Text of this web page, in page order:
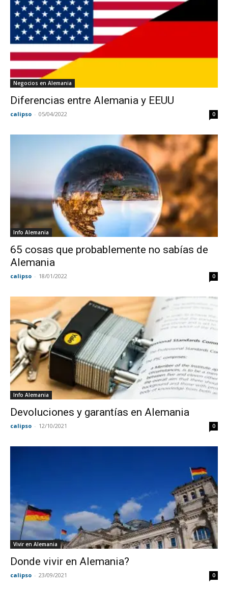
Negocios en Alemania
Diferencias entre Alemania y EEUU
calipso - 05/04/2022 0
Info Alemania
65 cosas que probablemente no sabías de
Alemania
calipso - 18/01/2022 0
Info Alemania
Devoluciones y garantías en Alemania
calipso - 12/10/2021 0
Vivir en Alemania
Donde vivir en Alemania?
calipso - 23/09/2021 0